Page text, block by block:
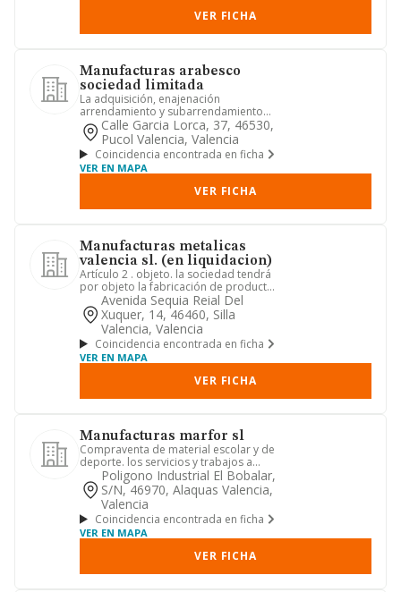
VER FICHA
Manufacturas arabesco
sociedad limitada
La adquisición, enajenación
arrendamiento y subarrendamiento
excepto leasing inmobiliario y
explota...
Calle Garcia Lorca, 37, 46530,
Pucol Valencia, Valencia
Coincidencia encontrada en ficha
VER EN MAPA
VER FICHA
Manufacturas metalicas
valencia sl. (en liquidacion)
Artículo 2 . objeto. la sociedad tendrá
por objeto la fabricación de productos
metálicos. cnae acti...
Avenida Sequia Reial Del
Xuquer, 14, 46460, Silla
Valencia, Valencia
Coincidencia encontrada en ficha
VER EN MAPA
VER FICHA
Manufacturas marfor sl
Compraventa de material escolar y de
deporte. los servicios y trabajos a
otras empresas tales como ...
Poligono Industrial El Bobalar,
S/n, 46970, Alaquas Valencia,
Valencia
Coincidencia encontrada en ficha
VER EN MAPA
VER FICHA